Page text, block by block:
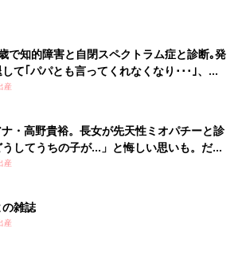
よいときにリフレッシュや
えてくるようです。適度な運動は心身と
自分のペースでゆったりと進められるマ
ィスイミング、マタニティビクスなどが
気があるようです。とはいえ、これらは
で知的障害と自閉スペクトラム症と診断｡発
て｢パパとも言ってくれなくなり･･･｣、元
選手･岡田優介
産
・高野貴裕。長女が先天性ミオパチーと診
してうちの子が…」と悔しい思いも。だか
との時間を全力で楽しみたい
産
雑誌
産